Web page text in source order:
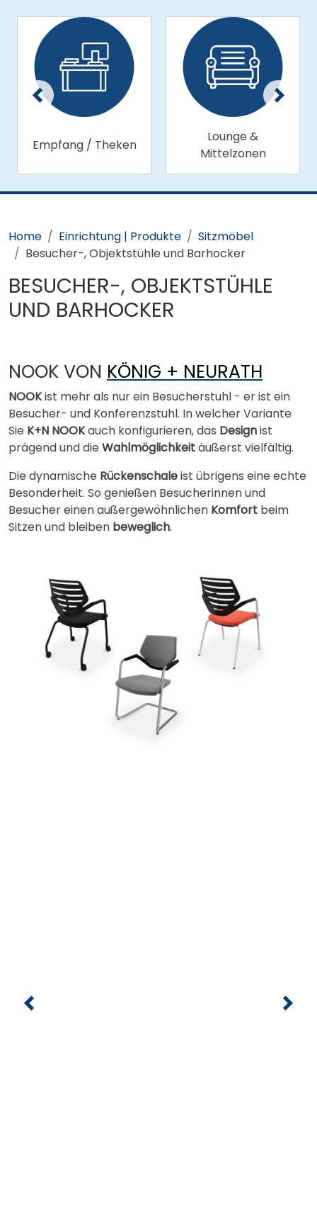
Empfang / Theken
Lounge &
Mittelzonen
Home Einrichtung | Produkte
Sitzmöbel
Besucher-, Objektstühle und Barhocker
BESUCHER-, OBJEKTSTÜHLE
UND BARHOCKER
NOOK VON KÖNIG + NEURATH
NOOKist mehr als nur ein Besucherstuhl - er ist ein
Besucher- und Konferenzstuhl. In welcher Variante
Sie K+N NOOKauch konfigurieren, das Designist
prägend und die Wahlmöglichkeitäußerst vielfältig.
Die dynamische Rückenschaleist übrigens eine echte
Besonderheit. So genießen Besucherinnen und
Besucher einen außergewöhnlichen Komfort beim
Sitzen und bleiben beweglich.